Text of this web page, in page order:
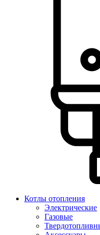
Котлы отопления
Электрические
Газовые